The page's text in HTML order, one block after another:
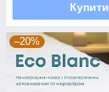
Купити
–20%